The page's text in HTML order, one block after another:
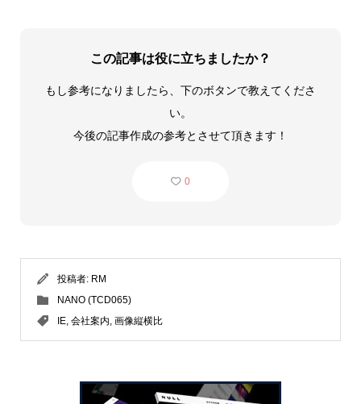
この記事は役に立ちましたか？
もし参考になりましたら、下のボタンで教えてくださ
い。
今後の記事作成の参考とさせて頂きます！
0
投稿者: RM
NANO (TCD065)
IE, 会社案内, 画像縦横比